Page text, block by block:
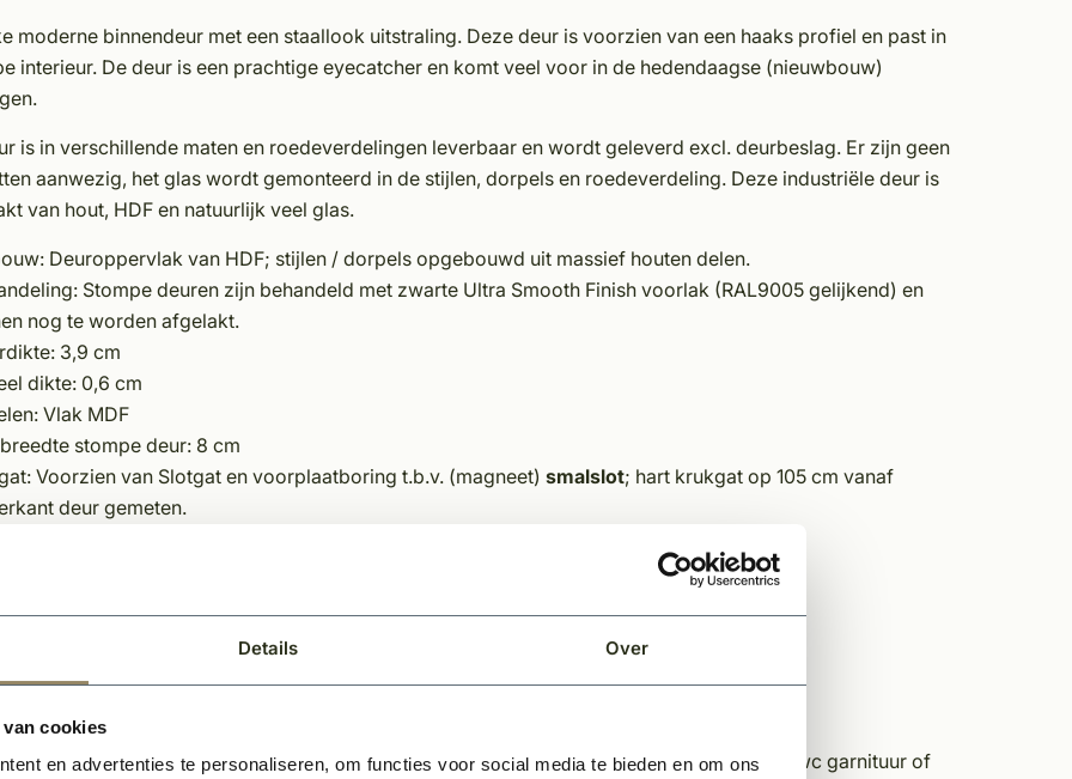
Details Over
cookies
en advertenties te personaliseren, om functies voor social media te bieden en om ons
moderne binnendeur met een staallook uitstraling. Deze deur is voorzien van een haaks profiel en past in
interieur. De deur is een prachtige eyecatcher en komt veel voor in de hedendaagse (nieuwbouw)
is in verschillende maten en roedeverdelingen leverbaar en wordt geleverd excl. deurbeslag. Er zijn geen
aanwezig, het glas wordt gemonteerd in de stijlen, dorpels en roedeverdeling. Deze industriële deur is
van hout, HDF en natuurlijk veel glas.
Deuroppervlak van HDF; stijlen / dorpels opge­bouwd uit massief houten delen.
Stompe deuren zijn behandeld met zwarte Ultra Smooth Finish voorlak (RAL9005 gelijkend) en
nog te worden afgelakt.
3,9 cm
dikte: 0,6 cm
Vlak MDF
stompe deur: 8 cm
Voorzien van Slotgat en voorplaatboring t.b.v. (magneet) smalslot; hart krukgat op 105 cm vanaf
deur gemeten.
is standaard voorzien van een slotgat maar niet van gaten voor een deurkruk, wc garnituur of